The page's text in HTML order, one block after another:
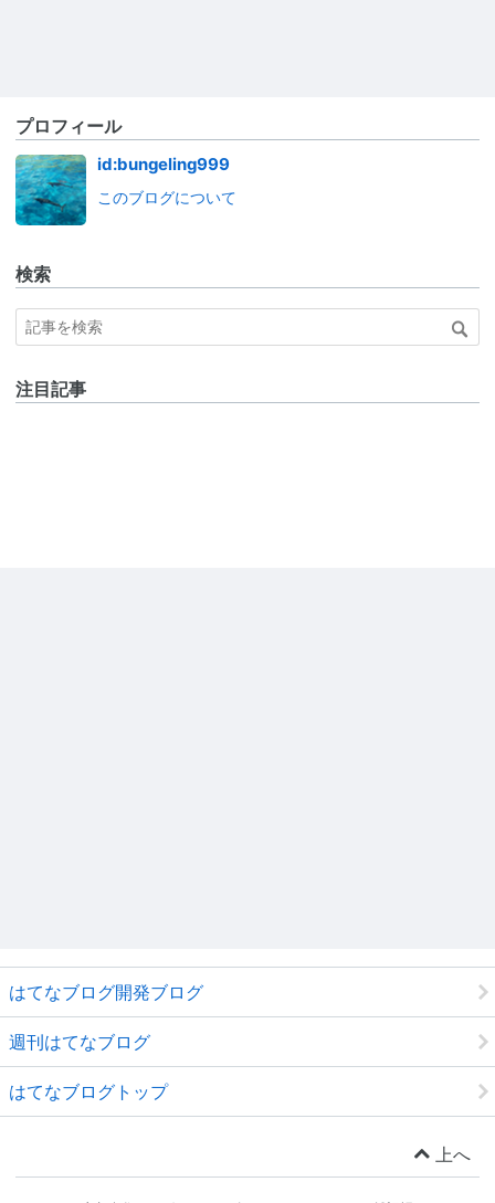
プロフィール
id:bungeling999
このブログについて
検索
注目記事
はてなブログ開発ブログ
週刊はてなブログ
はてなブログトップ
上へ